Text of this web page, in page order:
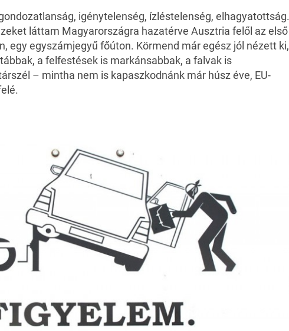
igénytelenség, ízléstelenség, elhagyatottság.
láttam Magyarországra hazatérve Ausztria felől az első
egy egyszámjegyű főúton. Körmend már egész jól nézett ki,
a felfestések is markánsabbak, a falvak is
– mintha nem is kapaszkodnánk már húsz éve, EU-